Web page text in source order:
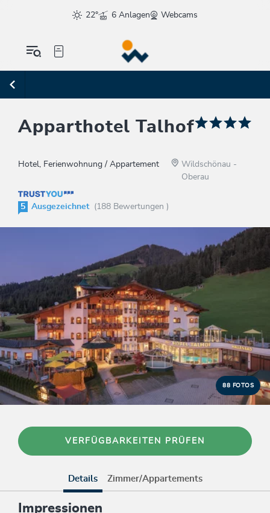
22° 6 Anlagen Webcams
Apparthotel Talhof
Hotel, Ferienwohnung / Appartement
Wildschönau -
Oberau
5 Ausgezeichnet (188 Bewertungen )
88 FOTOS
VERFÜGBARKEITEN PRÜFEN
Details Zimmer/Appartements
Impressionen